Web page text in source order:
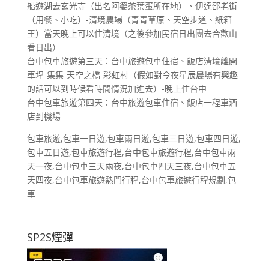
船遊湖去玄光寺（出名阿婆茶葉蛋所在地）、伊達邵老街
（用餐、小吃）-清境農場（青青草原、天空步道、紙箱
王）當天晚上可以住清境（之後參加民宿日出團去合歡山
看日出）
台中包車旅遊第三天：台中旅遊包車住宿、飯店清境離開-
車埕-集集-天空之橋-彩虹村（假如對今夜星辰農場有興趣
的話可以到時候看時間情況加進去）-晚上住台中
台中包車旅遊第四天：台中旅遊包車住宿、飯店一程車酒
店到機場
包車旅遊,包車一日遊,包車兩日遊,包車三日遊,包車四日遊,
包車五日遊,包車旅遊行程,台中包車旅遊行程,台中包車兩
天一夜,台中包車三天兩夜,台中包車四天三夜,台中包車五
天四夜,台中包車旅遊熱門行程,台中包車旅遊行程規劃,包
車
SP2S煙彈